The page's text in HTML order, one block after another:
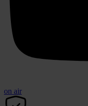
on air